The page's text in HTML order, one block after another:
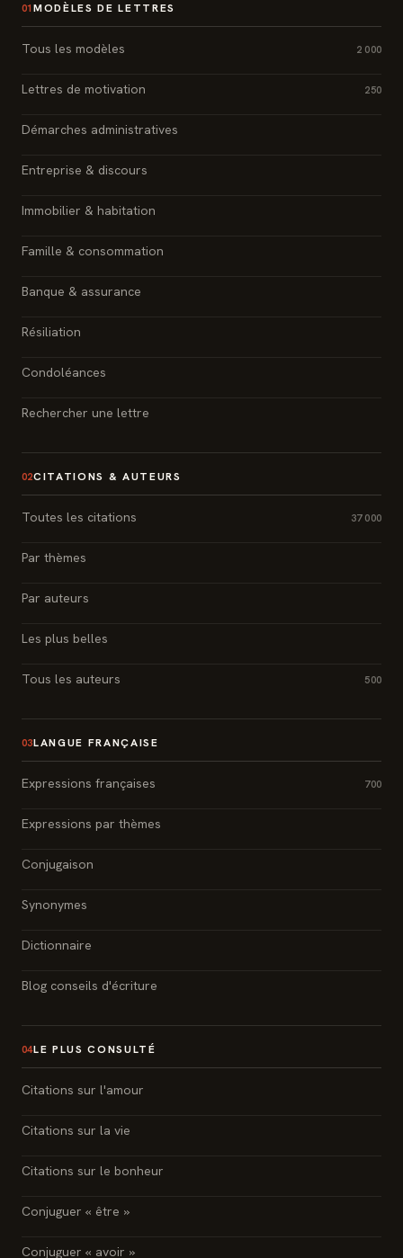
01 MODÈLES DE LETTRES
Tous les modèles 2 000
Lettres de motivation 250
Démarches administratives
Entreprise & discours
Immobilier & habitation
Famille & consommation
Banque & assurance
Résiliation
Condoléances
Rechercher une lettre
02CITATIONS & AUTEURS
Toutes les citations 37 000
Par thèmes
Par auteurs
Les plus belles
Tous les auteurs 500
03LANGUE FRANÇAISE
Expressions françaises 700
Expressions par thèmes
Conjugaison
Synonymes
Dictionnaire
Blog conseils d'écriture
04LE PLUS CONSULTÉ
Citations sur l'amour
Citations sur la vie
Citations sur le bonheur
Conjuguer « être »
Conjuguer « avoir »